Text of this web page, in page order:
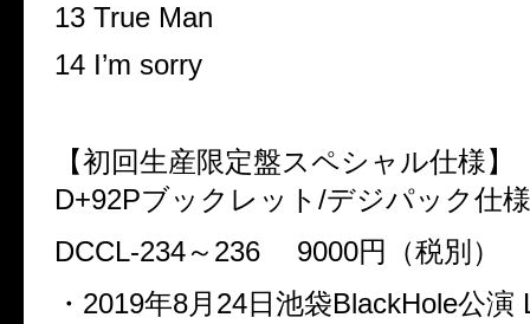
13 True Man
14 I’m sorry
【初回生産限定盤スペシャル仕様
D+92Pブックレット /デジパック仕様
DCCL-234～ 236 9000円（税別）
・ 2019年8月 24日池袋BlackHole公演